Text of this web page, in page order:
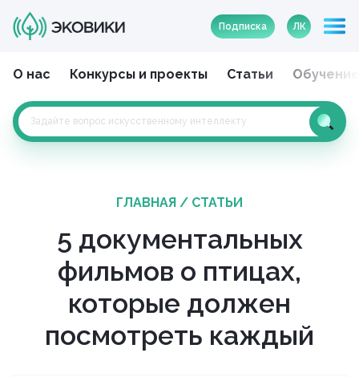
Подписка ЛК
О нас Конкурсы и проекты Статьи Обучение
ГЛАВНАЯ / СТАТЬИ
5 документальных
фильмов о птицах,
которые должен
посмотреть каждый